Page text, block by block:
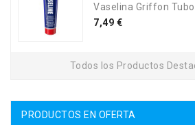
Vaselina Griffon Tubo
Precio
7,49 €
Todos los Productos
PRODUCTOS EN OFERTA